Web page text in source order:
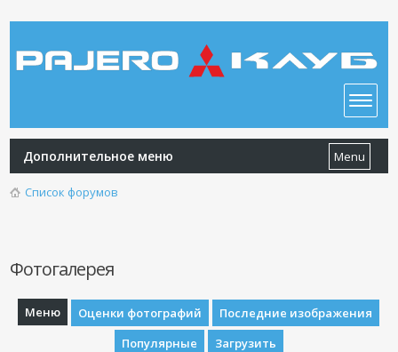
Дополнительное меню Menu
Список форумов
Фотогалерея
Меню Оценки фотографий
Последние изображения
Популярные
Загрузить